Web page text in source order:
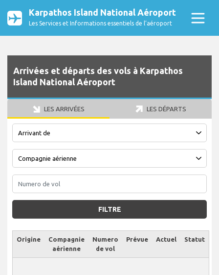
Karpathos Island National Aéroport
Les Services et Informations essentiels de l’aéroport
Arrivées et départs des vols à Karpathos
Island National Aéroport
LES ARRIVÉES LES DÉPARTS
FILTRE
Origine
Compagnie
aérienne
Numero
de vol
Prévue Actuel Statut